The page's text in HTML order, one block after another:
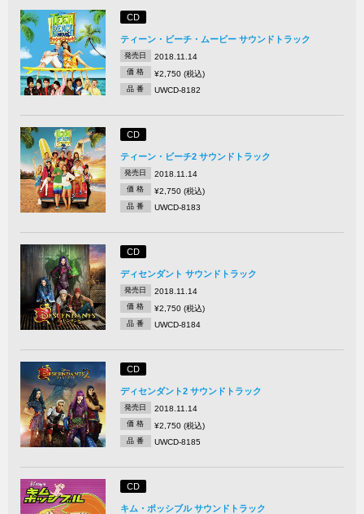
CD
ティーン・ビーチ・ムービー サウンドトラック
発売日 2018.11.14
価 格 ¥2,750 (税込)
品 番 UWCD-8182
CD
ティーン・ビーチ2 サウンドトラック
発売日 2018.11.14
価 格 ¥2,750 (税込)
品 番 UWCD-8183
CD
ディセンダント サウンドトラック
発売日 2018.11.14
価 格 ¥2,750 (税込)
品 番 UWCD-8184
CD
ディセンダント2 サウンドトラック
発売日 2018.11.14
価 格 ¥2,750 (税込)
品 番 UWCD-8185
CD
キム・ポッシブル サウンドトラック